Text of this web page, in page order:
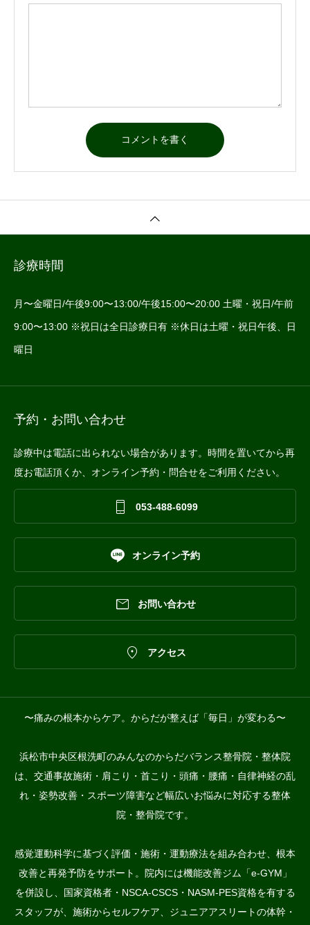
診療時間
月〜金曜日/午後9:00〜13:00/午後15:00〜20:00 土曜・祝日/午前
9:00〜13:00 ※祝日は全日診療日有 ※休日は土曜・祝日午後、日
曜日
予約・お問い合わせ
診療中は電話に出られない場合があります。時間を置いてから再
度お電話頂くか、オンライン予約・問合せをご利用ください。
 053-488-6099
 オンライン予約
 お問い合わせ
 アクセス
〜痛みの根本からケア。からだが整えば「毎日」が変わる〜
浜松市中央区根洗町のみんなのからだバランス整骨院・整体院
は、交通事故施術・肩こり・首こり・頭痛・腰痛・自律神経の乱
れ・姿勢改善・スポーツ障害など幅広いお悩みに対応する整体
院・整骨院です。
感覚運動科学に基づく評価・施術・運動療法を組み合わせ、根本
改善と再発予防をサポート。院内には機能改善ジム「e-GYM」
を併設し、国家資格者・NSCA-CSCS・NASM-PES資格を有する
スタッフが、施術からセルフケア、ジュニアアスリートの体幹・